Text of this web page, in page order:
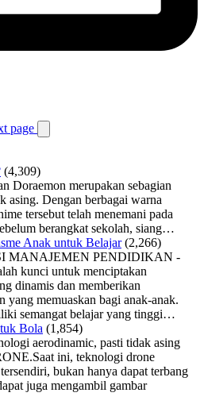
page
(4,309)
Doraemon merupakan sebagian
asing. Dengan berbagai warna
tersebut telah menemani pada
berangkat sekolah, siang…
Anak untuk Belajar (2,266)
MANAJEMEN PENDIDIKAN -
kunci untuk menciptakan
dinamis dan memberikan
yang memuaskan bagi anak-anak.
semangat belajar yang tinggi…
Bola (1,854)
aerodinamic, pasti tidak asing
ini, teknologi drone
bukan hanya dapat terbang
juga mengambil gambar